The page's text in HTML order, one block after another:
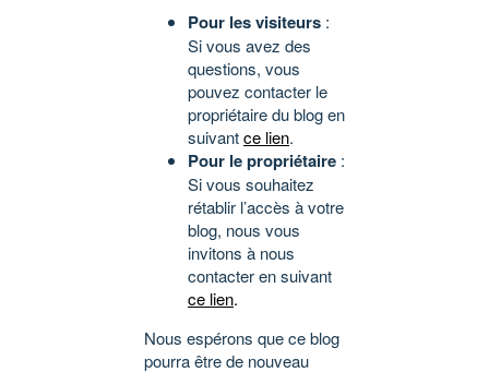
Pour les visiteurs :
Si vous avez des
questions, vous
pouvez contacter le
propriétaire du blog en
suivantce lien.
Pour le propriétaire :
Si vous souhaitez
rétablir l’accès à votre
blog, nous vous
invitons à nous
contacter en suivant
ce lien.
Nous espérons que ce blog
pourra être de nouveau